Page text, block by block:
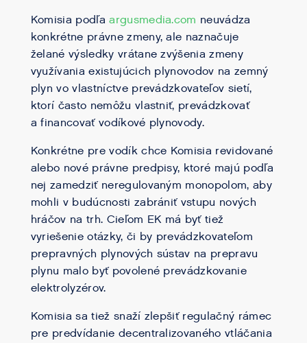
Komisia podľaargusmedia.com neuvádza
konkrétne právne zmeny, ale naznačuje
želané výsledky vrátane zvýšenia zmeny
využívania existujúcich plynovodov na zemný
plyn vo vlastníctve prevádzkovateľov sietí,
ktorí často nemôžu vlastniť, prevádzkovať
a financovať vodíkové plynovody.
Konkrétne pre vodík chce Komisia revidované
alebo nové právne predpisy, ktoré majú podľa
nej zamedziť neregulovaným monopolom, aby
mohli v budúcnosti zabrániť vstupu nových
hráčov na trh. Cieľom EK má byť tiež
vyriešenie otázky, či by prevádzkovateľom
prepravných plynových sústav na prepravu
plynu malo byť povolené prevádzkovanie
elektrolyzérov.
Komisia sa tiež snaží zlepšiť regulačný rámec
pre predvídanie decentralizovaného vtláčania